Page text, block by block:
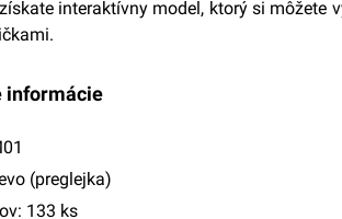
interaktívny model, ktorý si môžete
informácie
(preglejka)
133 ks